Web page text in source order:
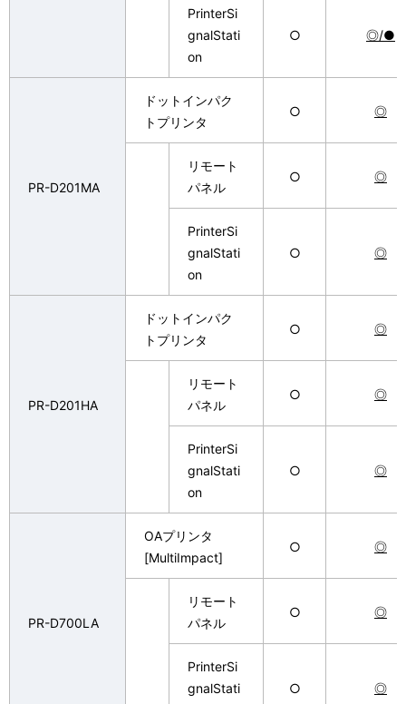
PrinterSi
gnalStati
on
○ ◎/●
PR-D201MA
ドットインパク
トプリンタ
○ ◎
リモート
パネル
○ ◎
PrinterSi
gnalStati
on
○ ◎
PR-D201HA
ドットインパク
トプリンタ
○ ◎
リモート
パネル
○ ◎
PrinterSi
gnalStati
on
○ ◎
PR-D700LA
OAプリンタ
[MultiImpact]
○ ◎
リモート
パネル
○ ◎
PrinterSi
gnalStati
○ ◎